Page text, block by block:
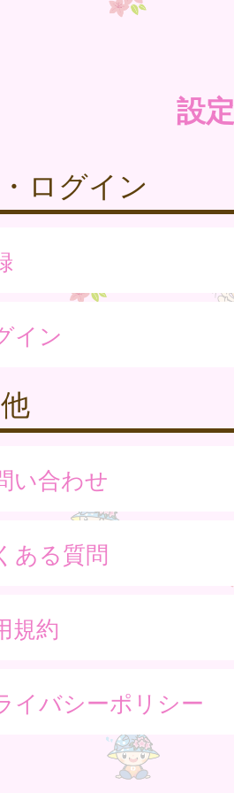
設定
ログイン
イン
い合わせ
ある質問
規約
イバシーポリシー